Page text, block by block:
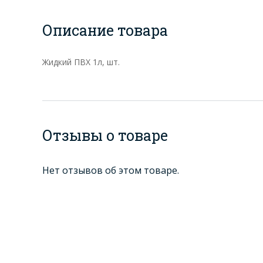
Описание товара
Жидкий ПВХ 1л, шт.
Отзывы о товаре
Нет отзывов об этом товаре.